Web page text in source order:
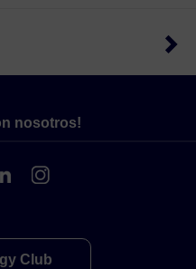
nosotros!
Club